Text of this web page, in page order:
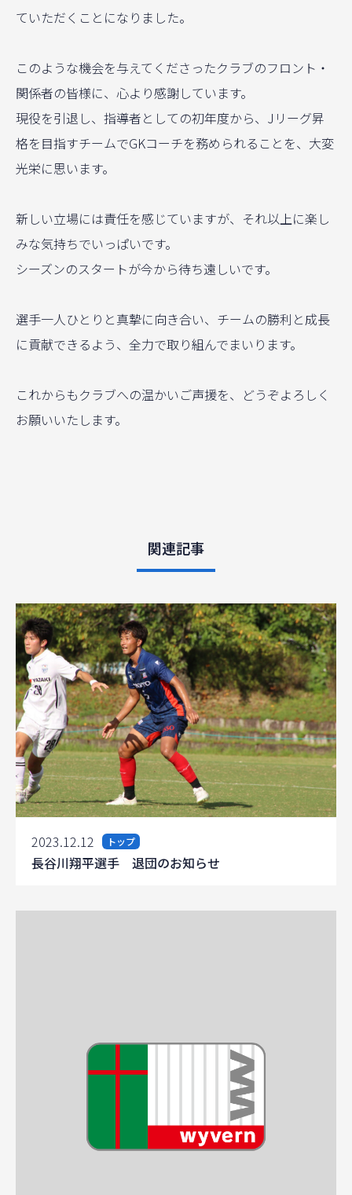
ていただくことになりました。
このような機会を与えてくださったクラブのフロント・
関係者の皆様に、心より感謝しています。
現役を引退し、指導者としての初年度から、Jリーグ昇
格を目指すチームでGKコーチを務められることを、大変
光栄に思います。
新しい立場には責任を感じていますが、それ以上に楽し
みな気持ちでいっぱいです。
シーズンのスタートが今から待ち遠しいです。
選手一人ひとりと真摯に向き合い、チームの勝利と成長
に貢献できるよう、全力で取り組んでまいります。
これからもクラブへの温かいご声援を、どうぞよろしく
お願いいたします。
関連記事
2023.12.12 トップ
長谷川翔平選手 退団のお知らせ